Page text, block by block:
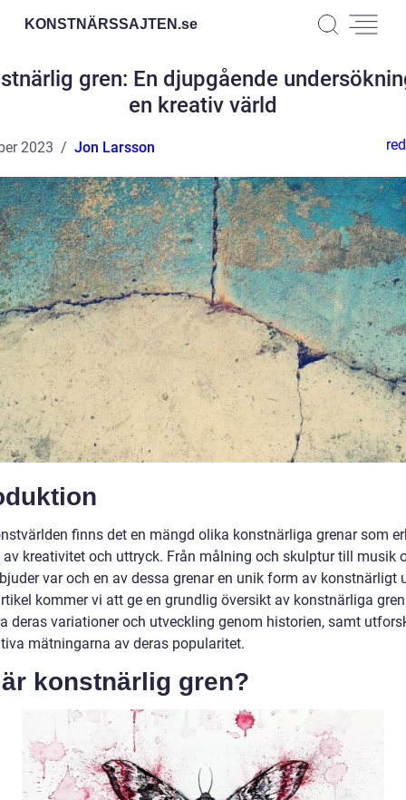
KONSTNÄRSSAJTEN.se
gren: En djupgående
en kreativ värld
2023 Jon Larsson
finns det en mängd olika konstnärliga grenar som
av kreativitet och uttryck. Från målning och skulptur till musik
var och en av dessa grenar en unik form av konstnärligt
kommer vi att ge en grundlig översikt av konstnärliga
deras variationer och utveckling genom historien, samt
mätningarna av deras popularitet.
konstnärlig gren?